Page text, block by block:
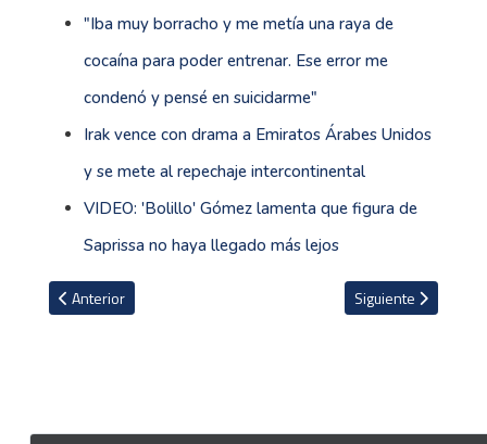
"Iba muy borracho y me metía una raya de
cocaína para poder entrenar. Ese error me
condenó y pensé en suicidarme"
Irak vence con drama a Emiratos Árabes Unidos
y se mete al repechaje intercontinental
VIDEO: 'Bolillo' Gómez lamenta que figura de
Saprissa no haya llegado más lejos
Artículo anterior: Los memes más duros en la historia de la Sele
Anterior Artículo siguiente:
Siguiente